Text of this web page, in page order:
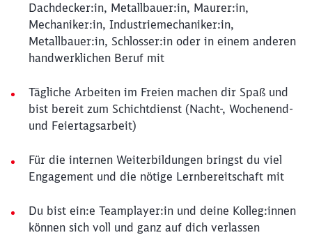
Dachdecker:in, Metallbauer:in, Maurer:in,
Mechaniker:in, Industriemechaniker:in,
Metallbauer:in, Schlosser:in oder in einem anderen
handwerklichen Beruf mit
Tägliche Arbeiten im Freien machen dir Spaß und
bist bereit zum Schichtdienst (Nacht-, Wochenend-
und Feiertagsarbeit)
Für die internen Weiterbildungen bringst du viel
Engagement und die nötige Lernbereitschaft mit
Du bist ein:e Teamplayer:in und deine Kolleg:innen
können sich voll und ganz auf dich verlassen